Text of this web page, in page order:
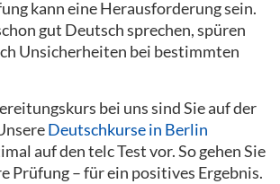
kann eine Herausforderung sein.
gut Deutsch sprechen, spüren
Unsicherheiten bei bestimmten
bei uns sind Sie auf der
Deutschkurse in Berlin
auf den telc Test vor. So gehen Sie
Prüfung – für ein positives Ergebnis.